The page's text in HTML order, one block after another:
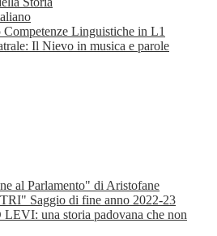
Competenze Linguistiche in L1
Il Nievo in musica e parole
al Parlamento" di Aristofane
Saggio di fine anno 2022-23
una storia padovana che non